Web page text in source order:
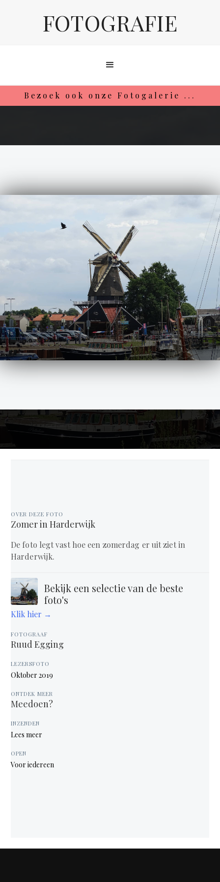
FOTOGRAFIE
Bezoek ook onze Fotogalerie ...
OVER DEZE FOTO
Zomer in Harderwijk
De foto legt vast hoe een zomerdag er uit ziet in
Harderwijk.
Bekijk een selectie van de beste
foto's
Klik hier →
FOTOGRAAF
Ruud Egging
LEZERSFOTO
Oktober 2019
ONTDEK MEER
Meedoen?
INZENDEN
Lees meer
OPEN
Voor iedereen